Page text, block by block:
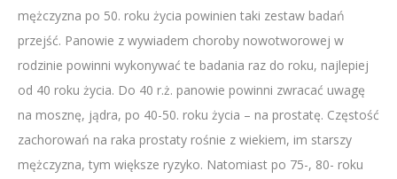
mężczyzna po 50. roku życia powinien taki zestaw badań
przejść. Panowie z wywiadem choroby nowotworowej w
rodzinie powinni wykonywać te badania raz do roku, najlepiej
od 40 roku życia. Do 40 r.ż. panowie powinni zwracać uwagę
na mosznę, jądra, po 40-50. roku życia – na prostatę. Częstość
zachorowań na raka prostaty rośnie z wiekiem, im starszy
mężczyzna, tym większe ryzyko. Natomiast po 75-, 80- roku